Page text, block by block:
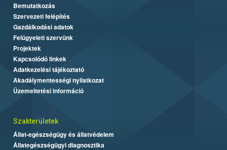
Bemutatkozás
Szervezeti felépítés
Gazdálkodási adatok
Felügyeleti szervünk
Projektek
Kapcsolódó linkek
Adatkezelési tájékoztató
Akadálymentességi nyilatkozat
Üzemeltetési információ
Szakterületek
Állat-egészségügy és állatvédelem
Állategészségügyi diagnosztika